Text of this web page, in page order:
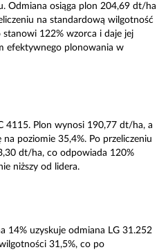
Odmiana osiąga plon 204,69 dt/ha
na standardową wilgotność
122% wzorca i daje jej
efektywnego plonowania w
4115. Plon wynosi 190,77 dt/ha, a
poziomie 35,4%. Po przeliczeniu
dt/ha, co odpowiada 120%
niższy od lidera.
14% uzyskuje odmiana LG 31.252
31,5%, co po